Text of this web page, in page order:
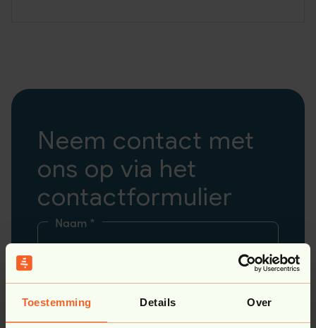
Toestemming Details Over
Neem contact met
ons op via het
contactformulier
Naam *